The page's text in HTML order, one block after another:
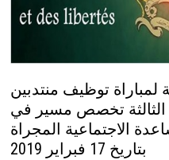
لمباراة توظيف منتدبين
الثالثة تخصص مسير في
الاجتماعية المجراة
بتاريخ 17 فبراير 2019